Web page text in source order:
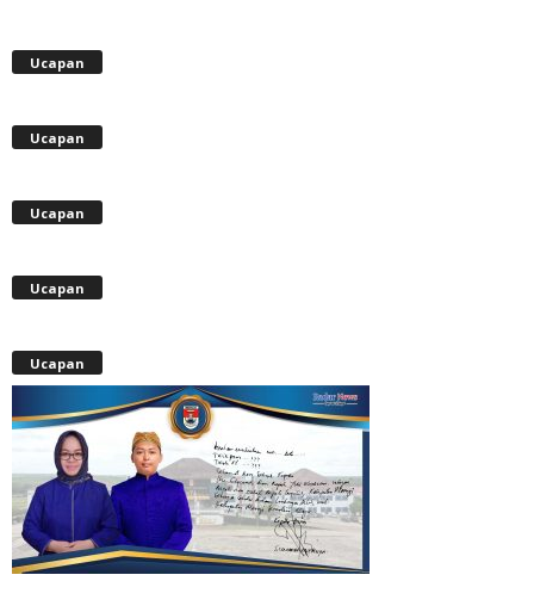
Ucapan
Ucapan
Ucapan
Ucapan
Ucapan